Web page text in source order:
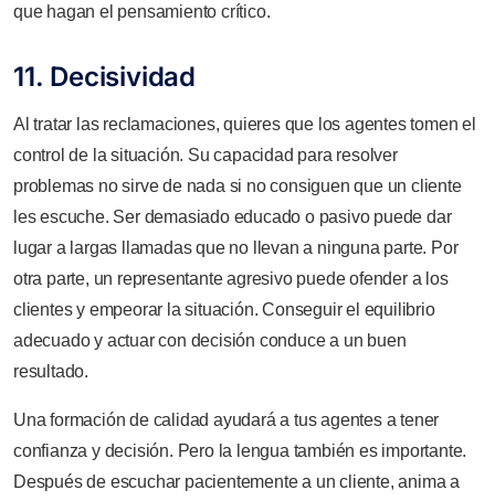
que hagan el pensamiento crítico.
11. Decisividad
Al tratar las reclamaciones, quieres que los agentes tomen el
control de la situación. Su capacidad para resolver
problemas no sirve de nada si no consiguen que un cliente
les escuche. Ser demasiado educado o pasivo puede dar
lugar a largas llamadas que no llevan a ninguna parte. Por
otra parte, un representante agresivo puede ofender a los
clientes y empeorar la situación. Conseguir el equilibrio
adecuado y actuar con decisión conduce a un buen
resultado.
Una formación de calidad ayudará a tus agentes a tener
confianza y decisión. Pero la lengua también es importante.
Después de escuchar pacientemente a un cliente, anima a